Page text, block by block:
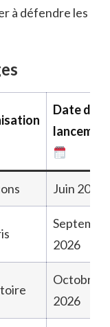
à défendre les
Date de
Juin 2026
2026
Octobre
2026